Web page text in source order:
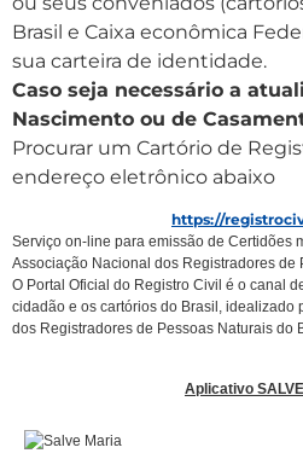
Brasil e Caixa econômica
sua carteira de identidade.
Caso seja necessário a
Nascimento ou de
Procurar um Cartório de
endereço eletrônico abaixo
https://
Serviço on-line para emissão de Certidões
Associação Nacional dos Registradores de
O Portal Oficial do Registro Civil é o canal
cidadão e os cartórios do Brasil, idealizado
dos Registradores de Pessoas Naturais do
Aplicativo